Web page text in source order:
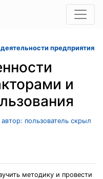
предприятия
и
пользователь скрыл
методику и провести